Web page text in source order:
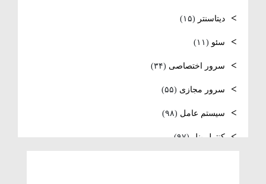
نصب و راه اندازی NTP
Windows Server
دیتاسنتر (۱۵)
سئو (۱۱)
سرور اختصاصی (۳۴)
سرور مجازی (۵۵)
سیستم عامل (۹۸)
کنترل پنل (۹۷)